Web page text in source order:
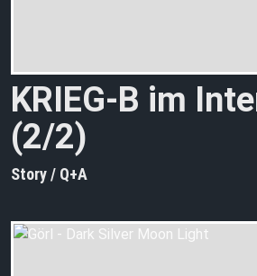
KRIEG-B im
(2/2)
Story / Q+A